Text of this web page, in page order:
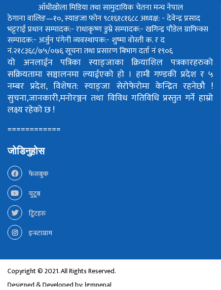
आँधीखोला मिडिया तथा सामुदायिक चेतना मन्च नेपाल
ठेगाना वालिङ—१०, स्याङजा फोन ९८१६१८१६८८अध्यक्ष: - देवेन्द्र प्रसाद
भट्टराईप्रधान सम्पादक:- राधाकृष्ण डुम्रेसम्पादक:- खगिन्द्र पौडेलग्राफिक्स
सम्पादक:- अर्जुन पंगेनीव्यवस्थापक:- शुष्मा वोस्तीक. र द
नं.२१८३६८/७५/०७६सूचना तथा प्रसारण बिभाग दर्ता नं १९०६
यो अनलाईन पत्रिका स्याङ्जाका क्रियाशिल पत्रकारहरुको
सक्रियतामा सञ्चालनमा ल्याईएको हो । हामी गण्डकी प्रदेश र ५
नम्बर प्रदेश, विशेषत: स्याङ्जा सेरोफेरोमा केन्द्रित रहनेछौ !
सुचना,जानकारी,मनोरञ्जन तथा विविध गतिविधि प्रस्तुत गर्ने हाम्रो
लक्ष्य रहेको छ !
============
जोडिनुहोस
फेसबुक
युटूब
ट्विटहरु
इन्स्टाग्राम
Copyright © 2021. All Rights Reserved.
Designed & Developed by:lgmnepal